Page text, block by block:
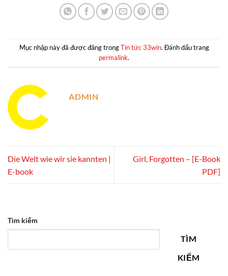
Mục nhập này đã được đăng trongTin tức 33win. Đánh dấu trang
permalink.
ADMIN
Die Welt wie wir sie kannten |
E-book
Girl, Forgotten – [E-Book
PDF]
Tìm kiếm
TÌM
KIẾM